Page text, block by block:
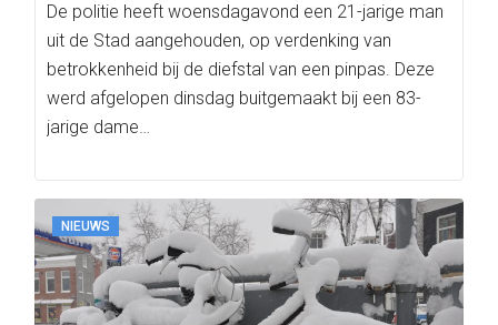
De politie heeft woensdagavond een 21-jarige man
uit de Stad aangehouden, op verdenking van
betrokkenheid bij de diefstal van een pinpas. Deze
werd afgelopen dinsdag buitgemaakt bij een 83-
jarige dame…
NIEUWS